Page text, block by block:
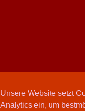
Unsere Website setzt
Analytics ein, um